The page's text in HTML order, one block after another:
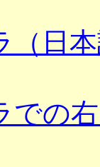
（日
での